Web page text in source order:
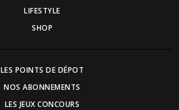
LIFESTYLE
SHOP
LES POINTS DE DÉPOT
NOS ABONNEMENTS
LES JEUX CONCOURS